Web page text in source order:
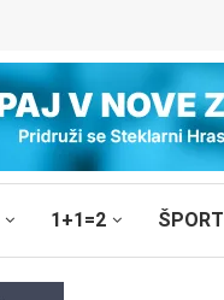
1+1=2 ŠPORT